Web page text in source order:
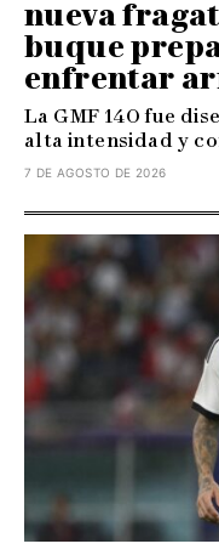
nueva
buque
enfrentar
La GMF 140 fue
alta intensidad y
7 DE AGOSTO DE 2026